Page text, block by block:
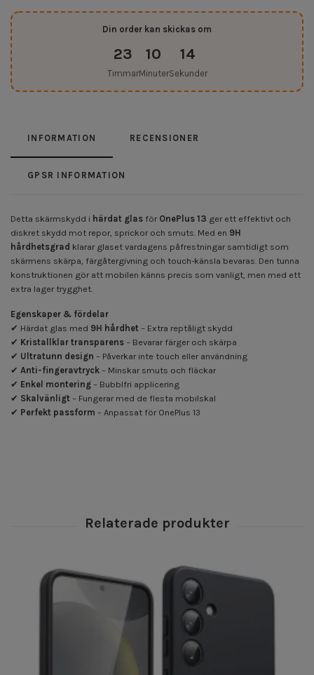
Din order kan skickas om
23
Timmar
10
Minuter
14
Sekunder
INFORMATION RECENSIONER
GPSR INFORMATION
Detta skärmskydd i härdat glas för OnePlus 13 ger ett effektivt och
diskret skydd mot repor, sprickor och smuts. Med en 9H
hårdhetsgrad klarar glaset vardagens påfrestningar samtidigt som
skärmens skärpa, färgåtergivning och touch-känsla bevaras. Den tunna
konstruktionen gör att mobilen känns precis som vanligt, men med ett
extra lager trygghet.
Egenskaper & fördelar
✔ Härdat glas med 9H hårdhet – Extra reptåligt skydd
✔ Kristallklar transparens – Bevarar färger och skärpa
✔ Ultratunn design – Påverkar inte touch eller användning
✔ Anti-fingeravtryck – Minskar smuts och fläckar
✔ Enkel montering – Bubblfri applicering
✔ Skalvänligt – Fungerar med de flesta mobilskal
✔ Perfekt passform – Anpassat för OnePlus 13